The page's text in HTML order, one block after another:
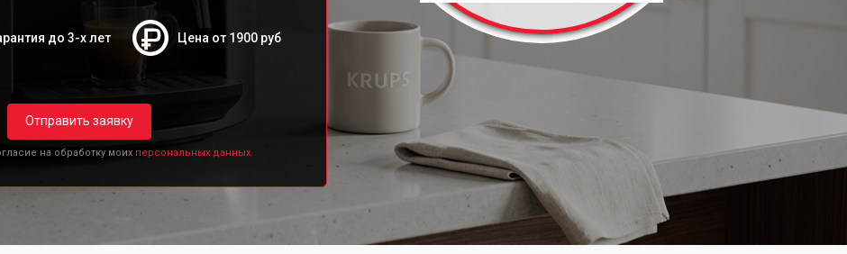
до 3-х лет Цена от 1900 руб
Отправить заявку
на обработку моих персональных данных.